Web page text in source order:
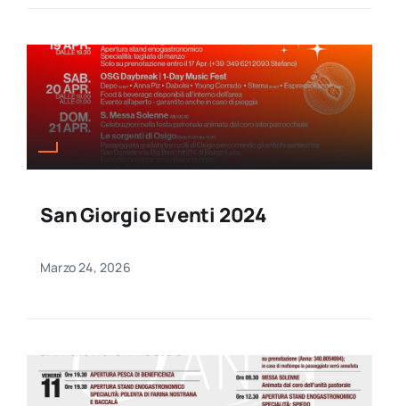
San Giorgio Eventi 2024
Marzo 24, 2026